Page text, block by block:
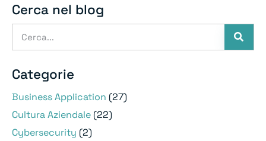
Cerca nel blog
Categorie
Business Application (27)
Cultura Aziendale (22)
Cybersecurity (2)